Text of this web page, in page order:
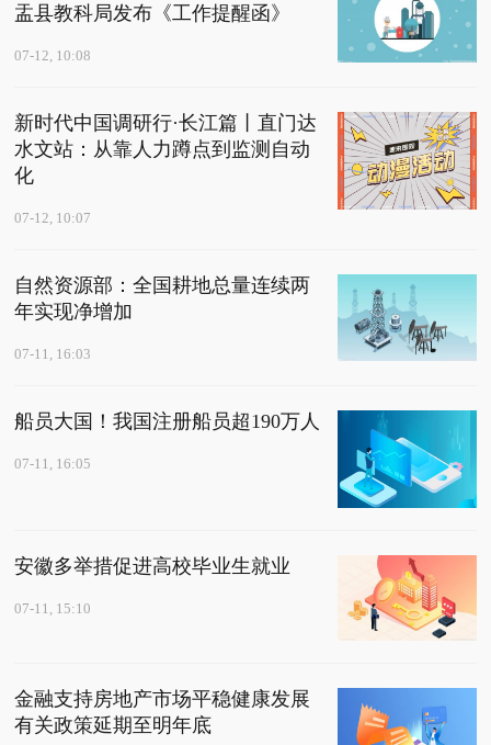
盂县教科局发布《工作提醒函》
07-12, 10:08
新时代中国调研行·长江篇丨直门达
水文站：从靠人力蹲点到监测自动
化
07-12, 10:07
自然资源部：全国耕地总量连续两
年实现净增加
07-11, 16:03
船员大国！我国注册船员超190万人
07-11, 16:05
安徽多举措促进高校毕业生就业
07-11, 15:10
金融支持房地产市场平稳健康发展
有关政策延期至明年底